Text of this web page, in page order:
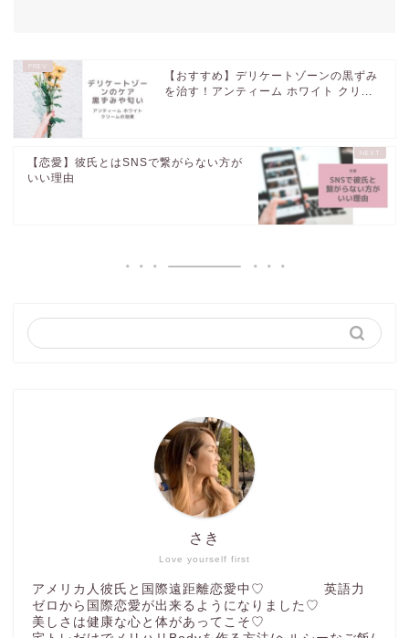
【おすすめ】デリケートゾーンの黒ずみ
を治す！アンティーム ホワイト クリ...
【恋愛】彼氏とはSNSで繋がらない方が
いい理由
Love yourself first
さき
アメリカ人彼氏と国際遠距離恋愛中♡ 英語力
ゼロから国際恋愛が出来るようになりました♡
美しさは健康な心と体があってこそ♡